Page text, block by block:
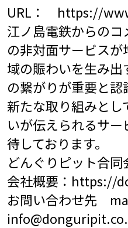
URL： https://
江ノ島電鉄からの
の非対面サービス
域の賑わいを生み
の繋がりが重要と認
新たな取り組みと
いが伝えられるサ
待しております。
どんぐりピット合
会社概要： https://
お問い合わせ先